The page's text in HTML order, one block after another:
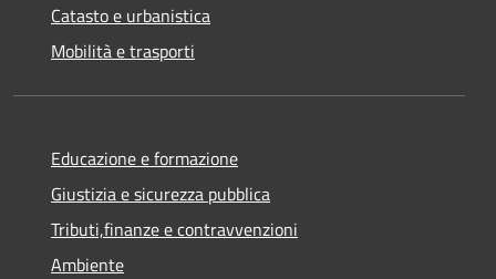
Catasto e urbanistica
Mobilità e trasporti
Educazione e formazione
Giustizia e sicurezza pubblica
Tributi,finanze e contravvenzioni
Ambiente